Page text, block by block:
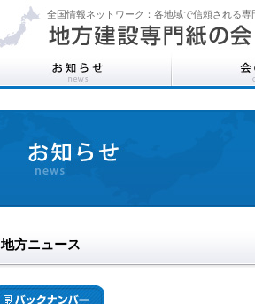
全国情報ネットワーク：各地域で信頼される専
地方ニュース